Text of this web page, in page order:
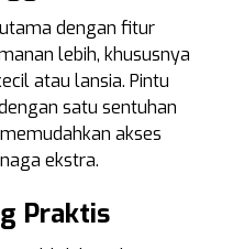
dengan fitur
lebih, khususnya
atau lansia. Pintu
satu sentuhan
akses
ekstra.
Praktis